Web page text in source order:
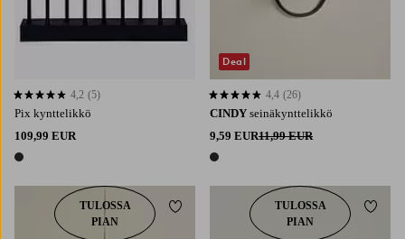
Pix kynttelikkö
109,99 EUR
1 väri
4,2 perustuen 5 arvosanaan
4,2 (5)
CINDY seinäkynttelikkö
9,59 EUR11,99 EUR
1 väri
4,4 perustuen 26 arvosanaan
4,4 (26)
Deal
TULOSSA
PIAN
Lisää suosikkeihin TULOSSA
PIAN
Lisää